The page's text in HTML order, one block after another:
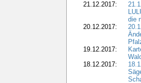
21.12.2017:
die
20.12.2017:
19.12.2017:
18.12.2017: